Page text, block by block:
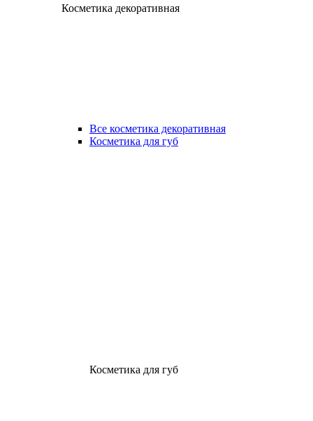
Косметика декоративная
Все косметика декоративная
Косметика для губ
Косметика для губ